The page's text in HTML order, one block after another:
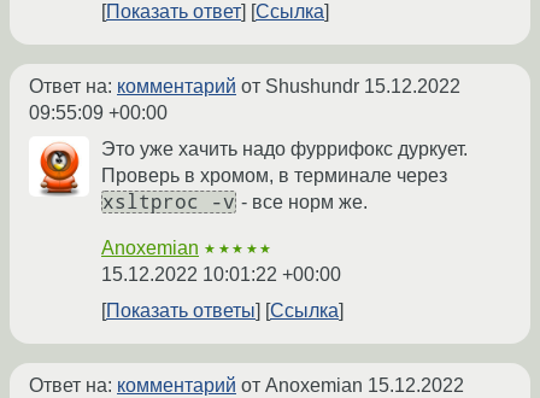
Показать ответ Ссылка
Ответ на: комментарий от Shushundr 15.12.2022
09:55:09 +00:00
Это уже хачить надо фуррифокс дуркует.
Проверь в хромом, в терминале через
xsltproc -v - все норм же.
Anoxemian ★★★★★
15.12.2022 10:01:22 +00:00
Показать ответы
Ссылка
Ответ на: комментарий от Anoxemian 15.12.2022